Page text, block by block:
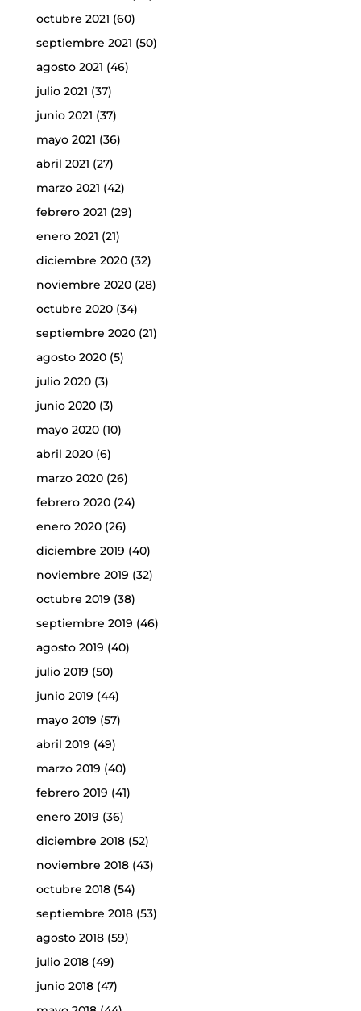
octubre 2021 (60)
septiembre 2021 (50)
agosto 2021 (46)
julio 2021 (37)
junio 2021 (37)
mayo 2021 (36)
abril 2021 (27)
marzo 2021 (42)
febrero 2021 (29)
enero 2021 (21)
diciembre 2020(32)
noviembre 2020(28)
octubre 2020(34)
septiembre 2020(21)
agosto 2020(5)
julio 2020(3)
junio 2020(3)
mayo 2020(10)
abril 2020(6)
marzo 2020(26)
febrero 2020(24)
enero 2020(26)
diciembre 2019 (40)
noviembre 2019 (32)
octubre 2019 (38)
septiembre 2019 (46)
agosto 2019 (40)
julio 2019 (50)
junio 2019 (44)
mayo 2019 (57)
abril 2019 (49)
marzo 2019 (40)
febrero 2019 (41)
enero 2019 (36)
diciembre 2018(52)
noviembre 2018(43)
octubre 2018(54)
septiembre 2018(53)
agosto 2018(59)
julio 2018(49)
junio 2018(47)